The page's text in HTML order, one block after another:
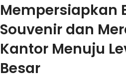
Mempersiapkan
Souvenir dan
Kantor Menuju
Besar